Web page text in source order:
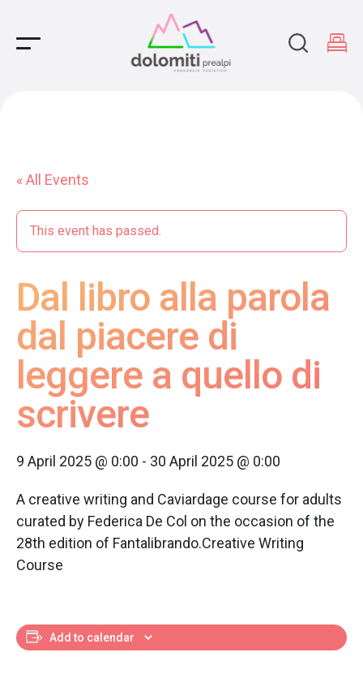
Main Navigation
« All Events
This event has passed.
Dal libro alla parola
dal piacere di
leggere a quello di
scrivere
9 April 2025 @ 0:00 - 30 April 2025 @ 0:00
A creative writing and Caviardage course for adults
curated by Federica De Col on the occasion of the
28th edition of Fantalibrando.Creative Writing
Course
Add to calendar